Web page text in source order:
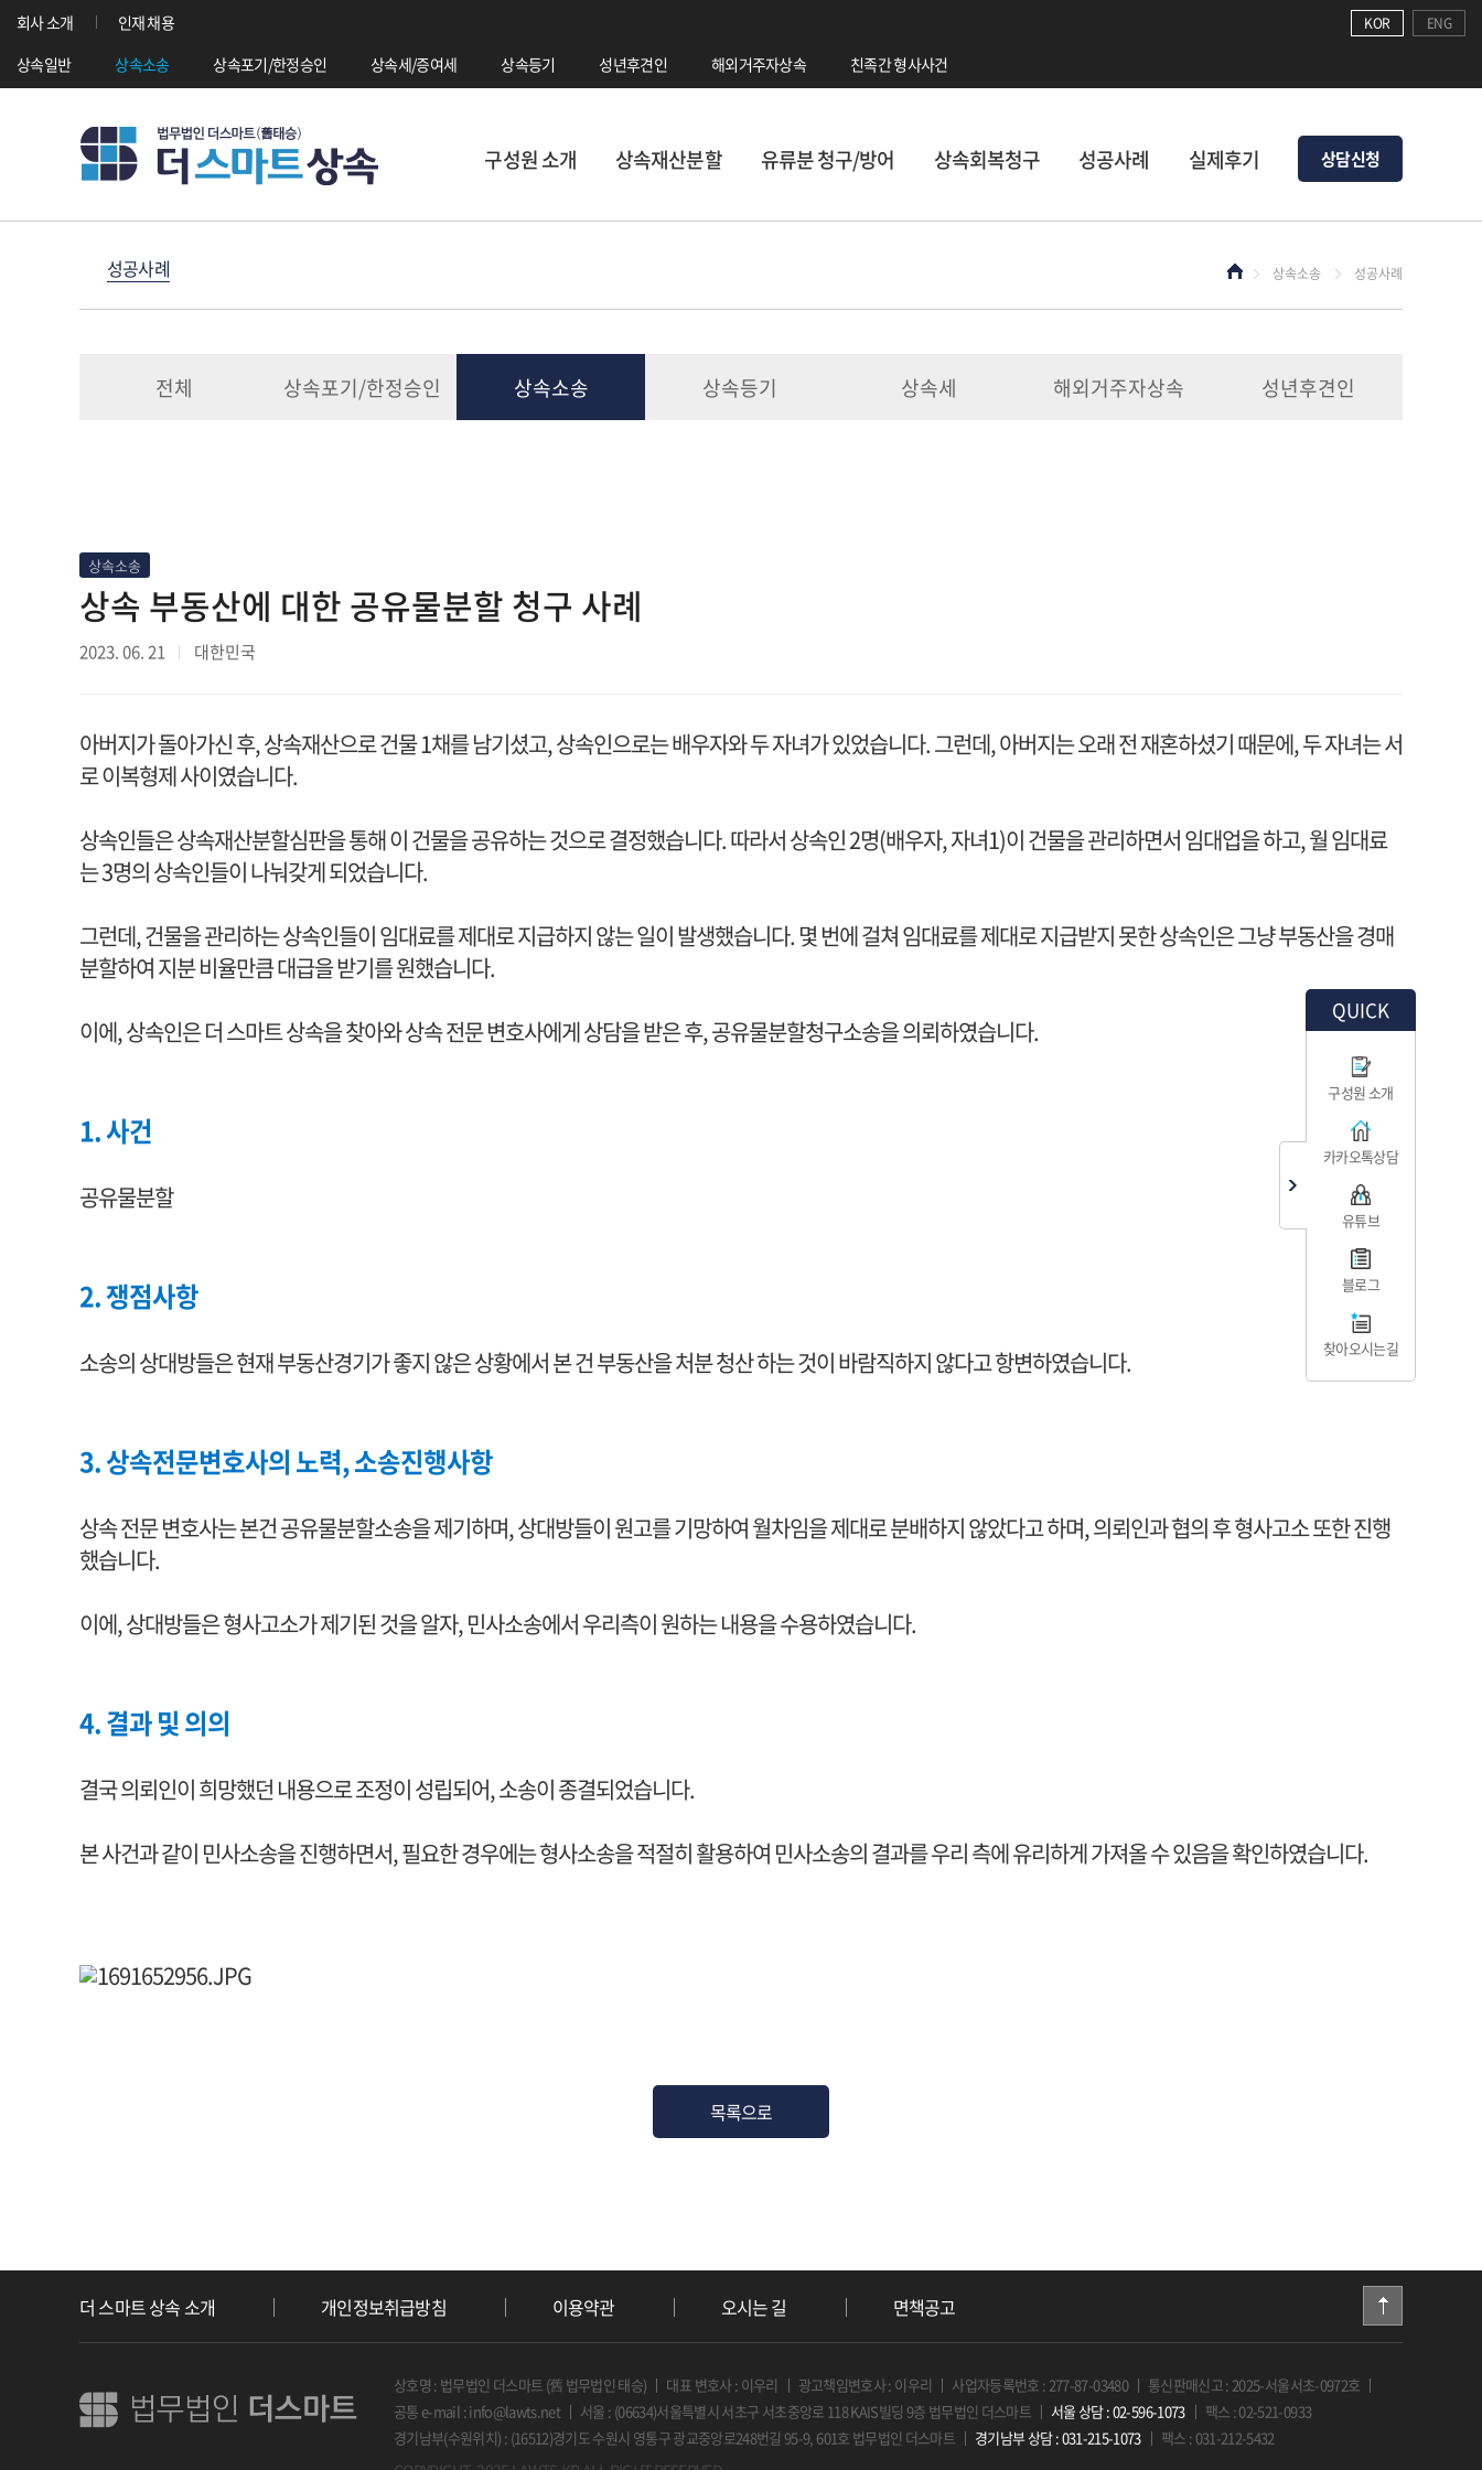
회사 소개
인재 채용
상속일반
상속소송 상속포기/한정승인 상속세/증여세 상속등기 성년후견인 해외거주자상속 친족간 형사사건
KOR ENG
구성원 소개 상속재산분할 유류분 청구/방어 상속회복청구 성공사례 실제후기 상담신청
QUICK
구성원 소개
카카오톡상담
유튜브
블로그
찾아오시는길
성공사례 상속소송 성공사례
전체 상속포기/한정승인 상속소송 상속등기 상속세 해외거주자상속 성년후견인
상속소송
상속 부동산에 대한 공유물분할 청구 사례
2023. 06. 21 대한민국
아버지가 돌아가신 후, 상속재산으로 건물 1채를 남기셨고, 상속인으로는 배우자와 두 자녀가 있었습니다. 그런데, 아버지는 오래 전 재혼하셨기 때문에, 두 자녀는 서
로 이복형제 사이였습니다.
상속인들은 상속재산분할심판을 통해 이 건물을 공유하는 것으로 결정했습니다. 따라서 상속인 2명(배우자, 자녀1)이 건물을 관리하면서 임대업을 하고, 월 임대료
는 3명의 상속인들이 나눠갖게 되었습니다.
그런데, 건물을 관리하는 상속인들이 임대료를 제대로 지급하지 않는 일이 발생했습니다. 몇 번에 걸쳐 임대료를 제대로 지급받지 못한 상속인은 그냥 부동산을 경매
분할하여 지분 비율만큼 대급을 받기를 원했습니다.
이에, 상속인은 더 스마트 상속을 찾아와 상속 전문 변호사에게 상담을 받은 후, 공유물분할청구소송을 의뢰하였습니다.
1. 사건
공유물분할
2. 쟁점사항
소송의 상대방들은 현재 부동산경기가 좋지 않은 상황에서 본 건 부동산을 처분 청산 하는 것이 바람직하지 않다고 항변하였습니다.
3. 상속전문변호사의 노력, 소송진행사항
상속 전문 변호사는 본건 공유물분할소송을 제기하며, 상대방들이 원고를 기망하여 월차임을 제대로 분배하지 않았다고 하며, 의뢰인과 협의 후 형사고소 또한 진행
했습니다.
이에, 상대방들은 형사고소가 제기된 것을 알자, 민사소송에서 우리측이 원하는 내용을 수용하였습니다.
4. 결과 및 의의
결국 의뢰인이 희망했던 내용으로 조정이 성립되어, 소송이 종결되었습니다.
본 사건과 같이 민사소송을 진행하면서, 필요한 경우에는 형사소송을 적절히 활용하여 민사소송의 결과를 우리 측에 유리하게 가져올 수 있음을 확인하였습니다.
목록으로
더 스마트 상속 소개 개인정보취급방침 이용약관 오시는 길 면책공고
상호명 : 법무법인 더스마트 (舊 법무법인 태승) 대표 변호사 : 이우리 광고책임변호사 : 이우리 사업자등록번호 : 277-87-03480
통신판매신고 : 2025-서울서초-0972호
공통 e-mail : info@lawts.net
서울 : (06634)서울특별시 서초구 서초중앙로 118 KAIS빌딩 9층 법무법인 더스마트 서울 상담 : 02-596-1073
팩스 : 02-521-0933
경기남부(수원위치) : (16512)경기도 수원시 영통구 광교중앙로248번길 95-9, 601호 법무법인 더스마트
경기남부 상담 : 031-215-1073 팩스 : 031-212-5432